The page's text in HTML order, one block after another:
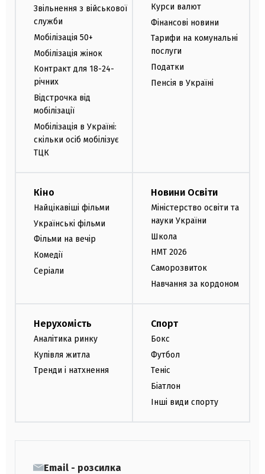
Звільнення з військової
служби
Мобілізація 50+
Мобілізація жінок
Контракт для 18-24-
річних
Відстрочка від
мобілізації
Мобілізація в Україні:
скільки осіб мобілізує
ТЦК
Курси валют
Фінансові новини
Тарифи на комунальні
послуги
Податки
Пенсія в Україні
Кіно
Найцікавіші фільми
Українські фільми
Фільми на вечір
Комедії
Серіали
Новини Освіти
Міністерство освіти та
науки України
Школа
НМТ 2026
Саморозвиток
Навчання за кордоном
Нерухомість
Аналітика ринку
Купівля житла
Тренди і натхнення
Спорт
Бокс
Футбол
Теніс
Біатлон
Інші види спорту
Email - розсилка